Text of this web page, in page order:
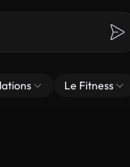
Le Fitness